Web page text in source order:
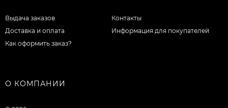
Выдача заказов
Доставка и оплата
Как оформить заказ?
Контакты
Информация для покупателей
О КОМПАНИИ